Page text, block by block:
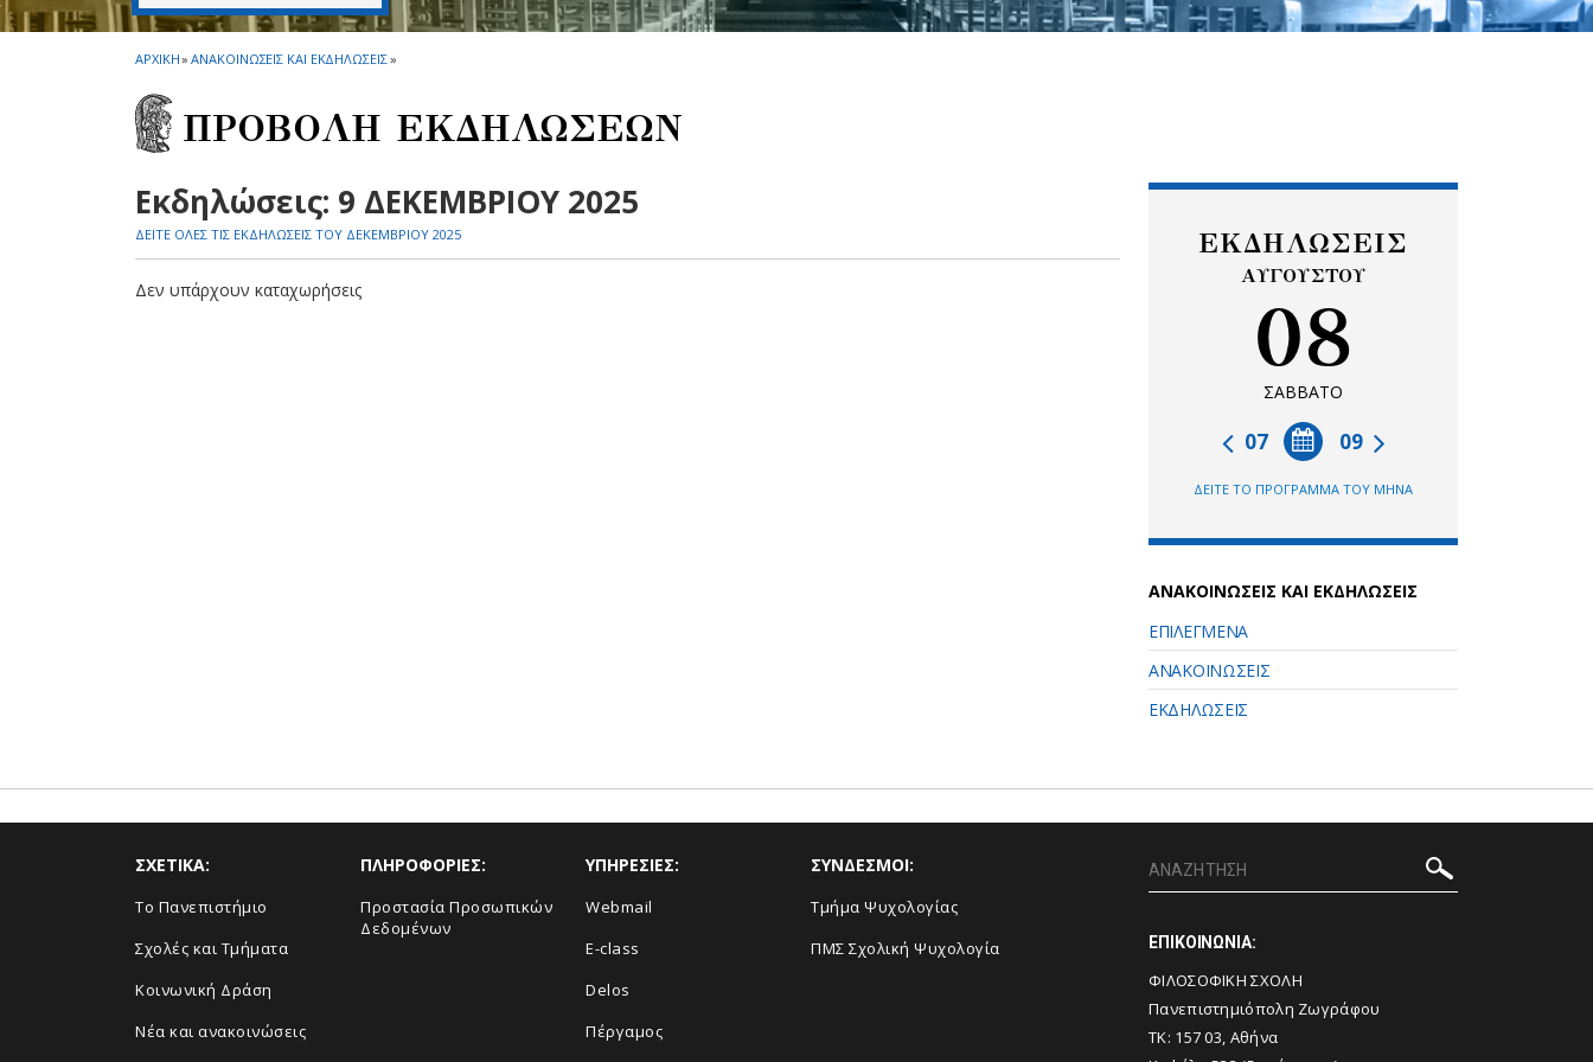
ΑΡΧΙΚΗ» ΑΝΑΚΟΙΝΩΣΕΙΣ ΚΑΙ ΕΚΔΗΛΩΣΕΙΣ»
ΠΡΟΒΟΛΗ ΕΚΔΗΛΩΣΕΩΝ
Εκδηλώσεις: 9 ΔΕΚΕΜΒΡΙΟΥ 2025
ΔΕΙΤΕ ΟΛΕΣ ΤΙΣ ΕΚΔΗΛΩΣΕΙΣ ΤΟΥ ΔΕΚΕΜΒΡΙΟΥ 2025
Δεν υπάρχουν καταχωρήσεις
ΕΚΔΗΛΩΣΕΙΣ
ΑΥΓΟΥΣΤΟΥ
08
ΣΑΒΒΑΤΟ
09
07
ΔΕΙΤΕ ΤΟ ΠΡΟΓΡΑΜΜΑ ΤΟΥ ΜΗΝΑ
ΑΝΑΚΟΙΝΩΣΕΙΣ ΚΑΙ ΕΚΔΗΛΩΣΕΙΣ
ΕΠΙΛΕΓΜΕΝΑ
ΑΝΑΚΟΙΝΩΣΕΙΣ
ΕΚΔΗΛΩΣΕΙΣ
ΣΧΕΤΙΚΑ:
Το Πανεπιστήμιο
Σχολές και Τμήματα
Κοινωνική Δράση
Νέα και ανακοινώσεις
ΠΛΗΡΟΦΟΡΙΕΣ:
Προστασία Προσωπικών
Δεδομένων
ΥΠΗΡΕΣΙΕΣ:
Webmail
E-class
Delos
Πέργαμος
ΣΥΝΔΕΣΜΟΙ:
Τμήμα Ψυχολογίας
ΠΜΣ Σχολική Ψυχολογία
ΕΠΙΚΟΙΝΩΝΙΑ:
ΦΙΛΟΣΟΦΙΚΗ ΣΧΟΛΗ
Πανεπιστημιόπολη Ζωγράφου
ΤΚ: 157 03, Αθήνα